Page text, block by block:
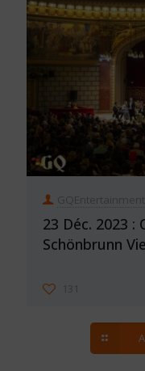
GQEntertainment
23 Déc. 2023
Schönbrunn
131